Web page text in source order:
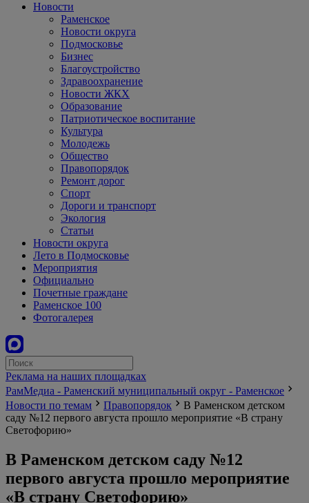
Новости
Раменское
Новости округа
Подмосковье
Бизнес
Благоустройство
Здравоохранение
Новости ЖКХ
Образование
Патриотическое воспитание
Культура
Молодежь
Общество
Правопорядок
Ремонт дорог
Спорт
Дороги и транспорт
Экология
Статьи
Новости округа
Лето в Подмосковье
Мероприятия
Официально
Почетные граждане
Раменское 100
Фотогалерея
Реклама на наших площадках
РамМедиа - Раменский муниципальный округ - Раменское
Новости по темам
Правопорядок
В Раменском детском
саду №12 первого августа прошло мероприятие «В страну
Светофорию»
В Раменском детском саду №12
первого августа прошло мероприятие
«В страну Светофорию»